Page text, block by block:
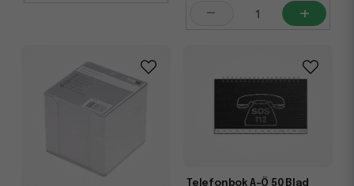
- +
Telefonbok A-Ö 50 Blad